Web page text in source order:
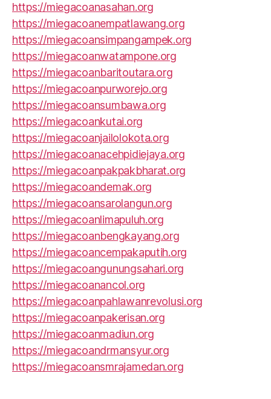
https://miegacoanasahan.org
https://miegacoanempatlawang.org
https://miegacoansimpangampek.org
https://miegacoanwatampone.org
https://miegacoanbaritoutara.org
https://miegacoanpurworejo.org
https://miegacoansumbawa.org
https://miegacoankutai.org
https://miegacoanjailolokota.org
https://miegacoanacehpidiejaya.org
https://miegacoanpakpakbharat.org
https://miegacoandemak.org
https://miegacoansarolangun.org
https://miegacoanlimapuluh.org
https://miegacoanbengkayang.org
https://miegacoancempakaputih.org
https://miegacoangunungsahari.org
https://miegacoanancol.org
https://miegacoanpahlawanrevolusi.org
https://miegacoanpakerisan.org
https://miegacoanmadiun.org
https://miegacoandrmansyur.org
https://miegacoansmrajamedan.org